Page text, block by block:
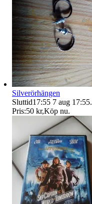
Silverörhängen
Sluttid17:55 7 aug 17:55.
Pris:50 kr,Köp nu.